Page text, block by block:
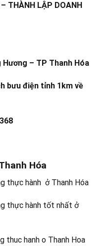
THÀNH LẬP DOANH
– TP Thanh Hóa
bưu điện tỉnh 1km về
Hóa
thực hành ở Thanh Hóa
thực hành tốt nhất ở
thuc hanh o Thanh Hoa